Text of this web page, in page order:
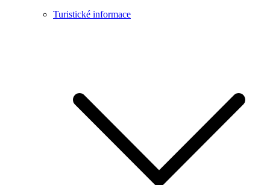
Turistické informace